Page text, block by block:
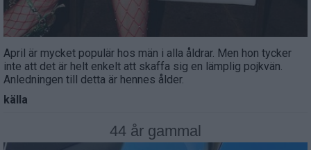
April är mycket populär hos män i alla åldrar. Men hon tycker
inte att det är helt enkelt att skaffa sig en lämplig pojkvän.
Anledningen till detta är hennes ålder.
källa
44 år gammal